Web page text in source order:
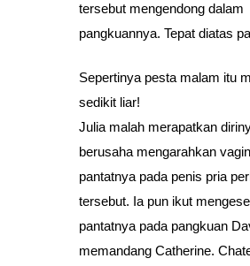
tersebut mengendong dalam
pangkuannya. Tepat diatas
Sepertinya pesta malam itu
sedikit liar!
Julia malah merapatkan
berusaha mengarahkan
pantatnya pada penis pria
tersebut. Ia pun ikut
pantatnya pada pangkuan
memandang Catherine.